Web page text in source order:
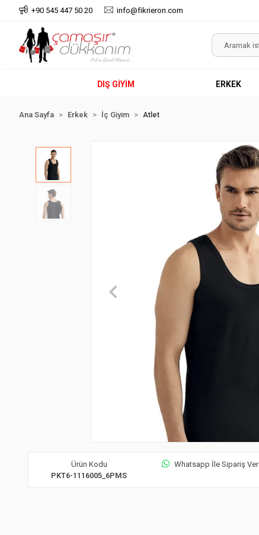
+90 545 447 50 20 info@fikrieron.com
DIŞ GİYİM ERKEK
Ana Sayfa Erkek İç Giyim Atlet
Ürün Kodu
PKT6-1116005_6PMS
Whatsapp İle Sipariş Ver